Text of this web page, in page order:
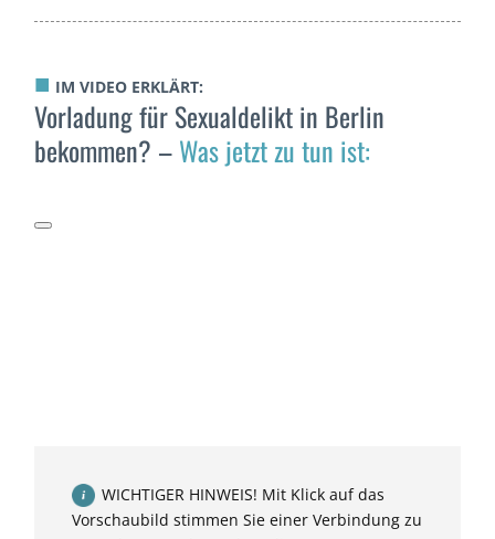
■ IM VIDEO ERKLÄRT:
Vorladung für Sexualdelikt in Berlin
bekommen? –Was jetzt zu tun ist:
WICHTIGER HINWEIS! Mit Klick auf das
Vorschaubild stimmen Sie einer Verbindung zu